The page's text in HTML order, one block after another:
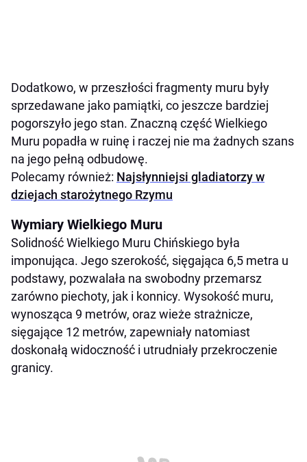
Dodatkowo, w przeszłości fragmenty muru były
sprzedawane jako pamiątki, co jeszcze bardziej
pogorszyło jego stan. Znaczną część Wielkiego
Muru popadła w ruinę i raczej nie ma żadnych szans
na jego pełną odbudowę.
Polecamy również: Najsłynniejsi gladiatorzy w
dziejach starożytnego Rzymu
Wymiary Wielkiego Muru
Solidność Wielkiego Muru Chińskiego była
imponująca. Jego szerokość, sięgająca 6,5 metra u
podstawy, pozwalała na swobodny przemarsz
zarówno piechoty, jak i konnicy. Wysokość muru,
wynosząca 9 metrów, oraz wieże strażnicze,
sięgające 12 metrów, zapewniały natomiast
doskonałą widoczność i utrudniały przekroczenie
granicy.